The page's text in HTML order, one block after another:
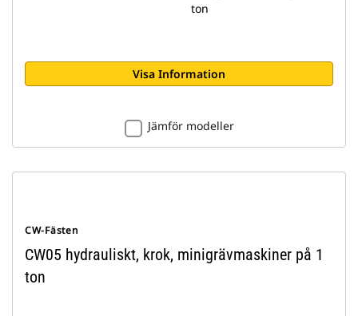
ton
Visa Information
Jämför modeller
CW-Fästen
CW05 hydrauliskt, krok, minigrävmaskiner på 1
ton